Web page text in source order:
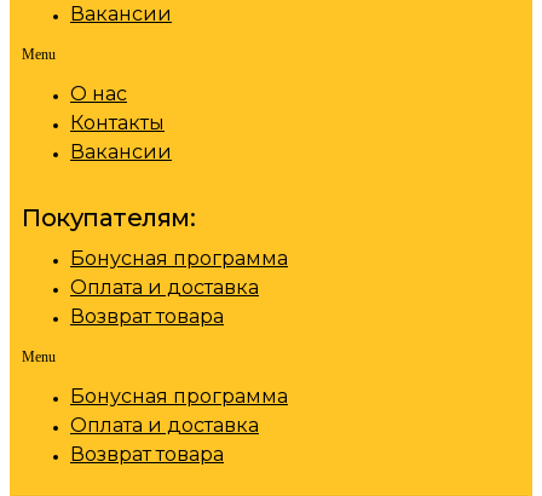
Вакансии
Menu
О нас
Контакты
Вакансии
Покупателям:
Бонусная программа
Оплата и доставка
Возврат товара
Menu
Бонусная программа
Оплата и доставка
Возврат товара